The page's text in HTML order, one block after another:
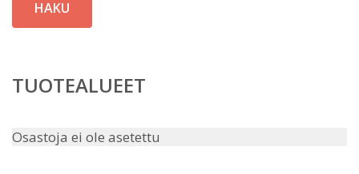
HAKU
TUOTEALUEET
Osastoja ei ole asetettu